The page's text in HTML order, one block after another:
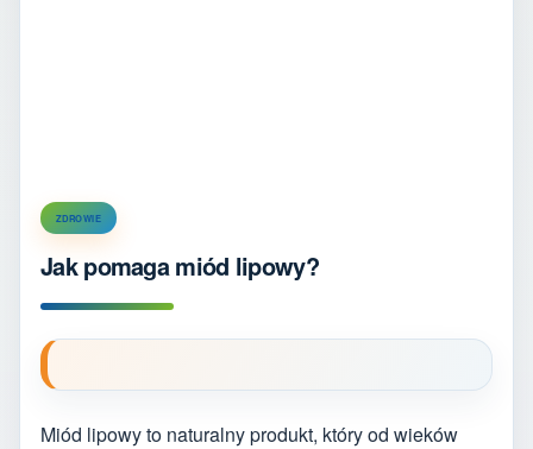
ZDROWIE
Jak pomaga miód lipowy?
Miód lipowy to naturalny produkt, który od wieków